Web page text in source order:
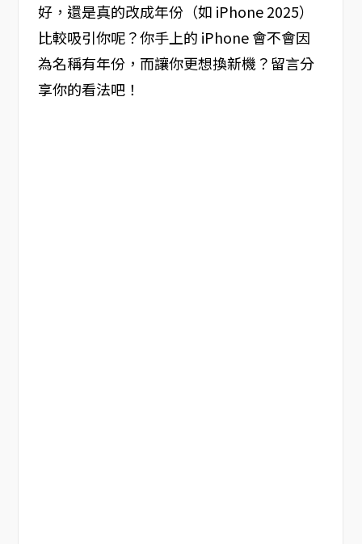
好，還是真的改成年份（如 iPhone 2025）
比較吸引你呢？你手上的 iPhone 會不會因
為名稱有年份，而讓你更想換新機？留言分
享你的看法吧！